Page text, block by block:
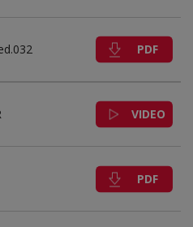
PDF
VIDEO
PDF